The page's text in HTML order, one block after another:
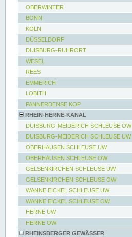
OBERWINTER
BONN
KÖLN
DÜSSELDORF
DUISBURG-RUHRORT
WESEL
REES
EMMERICH
LOBITH
PANNERDENSE KOP
RHEIN-HERNE-KANAL
DUISBURG-MEIDERICH SCHLEUSE OW
DUISBURG-MEIDERICH SCHLEUSE UW
OBERHAUSEN SCHLEUSE UW
OBERHAUSEN SCHLEUSE OW
GELSENKIRCHEN SCHLEUSE UW
GELSENKIRCHEN SCHLEUSE OW
WANNE EICKEL SCHLEUSE UW
WANNE EICKEL SCHLEUSE OW
HERNE UW
HERNE OW
RHEINSBERGER GEWÄSSER